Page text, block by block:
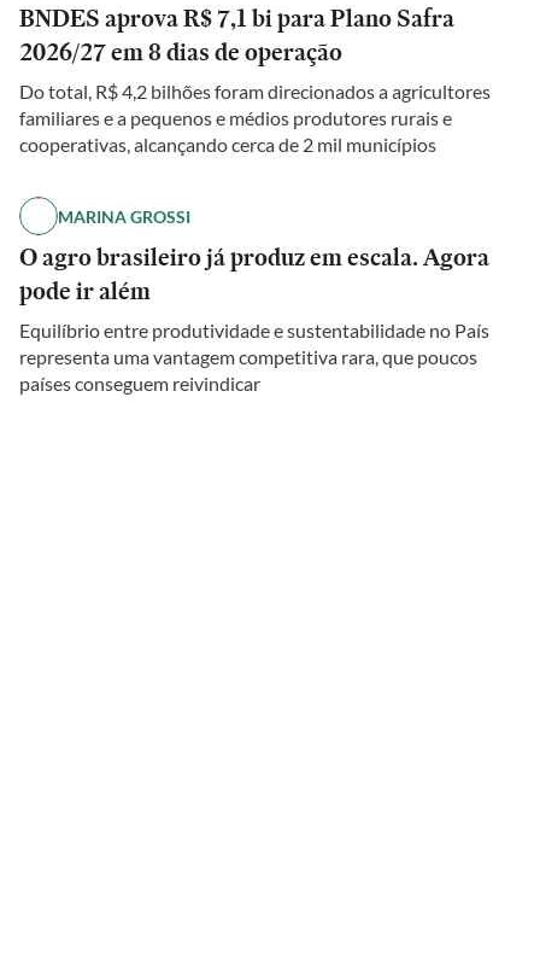
BNDES aprova R$ 7,1 bi para Plano Safra
2026/27 em 8 dias de operação
Do total, R$ 4,2 bilhões foram direcionados a agricultores
familiares e a pequenos e médios produtores rurais e
cooperativas, alcançando cerca de 2 mil municípios
MARINA GROSSI
O agro brasileiro já produz em escala. Agora
pode ir além
Equilíbrio entre produtividade e sustentabilidade no País
representa uma vantagem competitiva rara, que poucos
países conseguem reivindicar